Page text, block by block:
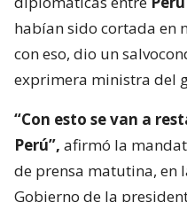
habían sido cortada en
con eso, dio un
exprimera ministra del
“Con esto se van a
Perú”, afirmó la
de prensa matutina, en
Gobierno de la